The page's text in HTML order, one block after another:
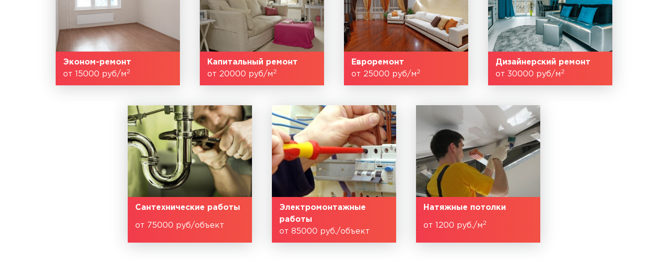
Эконом-ремонт
от 15000 руб/м2
Капитальный ремонт
от 20000 руб/м2
Евроремонт
от 25000 руб/м2
Дизайнерский ремонт
от 30000 руб/м2
Сантехнические работы
от 75000 руб/объект
Электромонтажные
работы
от 85000 руб./объект
Натяжные потолки
от 1200 руб./м2